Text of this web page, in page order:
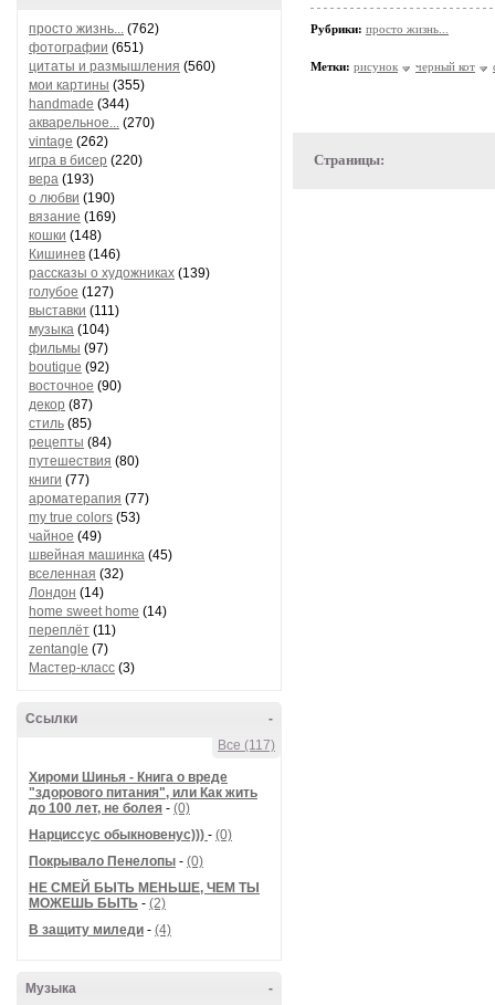
просто жизнь... (762)
фотографии (651)
цитаты и размышления (560)
мои картины (355)
handmade (344)
акварельное... (270)
vintage (262)
игра в бисер (220)
вера (193)
о любви (190)
вязание (169)
кошки (148)
Кишинев (146)
рассказы о художниках (139)
голубое (127)
выставки (111)
музыка (104)
фильмы (97)
boutique (92)
восточное (90)
декор (87)
стиль (85)
рецепты (84)
путешествия (80)
книги (77)
ароматерапия (77)
my true colors (53)
чайное (49)
швейная машинка (45)
вселенная (32)
Лондон (14)
home sweet home (14)
переплёт (11)
zentangle (7)
Мастер-класс (3)
-
Ссылки
Все (117)
Хироми Шинья - Книга о вреде
"здорового питания", или Как жить
до 100 лет, не болея - (0)
Нарциссус обыкновенус))) - (0)
Покрывало Пенелопы - (0)
НЕ СМЕЙ БЫТЬ МЕНЬШЕ, ЧЕМ ТЫ
МОЖЕШЬ БЫТЬ - (2)
В защиту миледи - (4)
-
Музыка
Рубрики: просто жизнь...
Метки: рисунок черный кот
Страницы: